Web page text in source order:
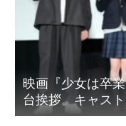
映画『少女は卒
台挨拶。キャス